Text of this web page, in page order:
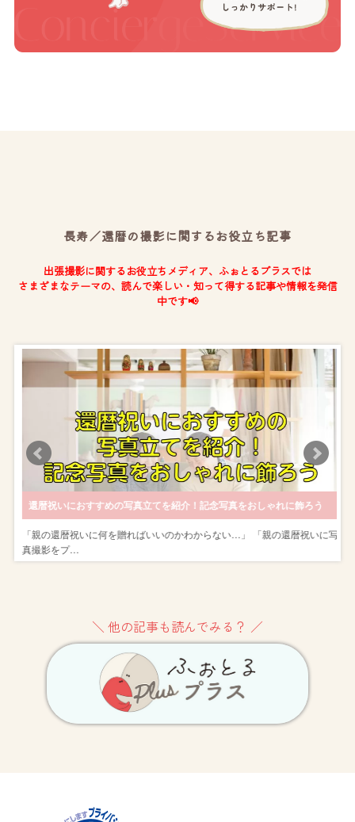
長寿／還暦の撮影に関するお役立ち記事
出張撮影に関するお役立ちメディア、ふぉとるプラスでは
さまざまなテーマの、読んで楽しい・知って得する記事や情報を発信
中です📢
還暦祝いにおすすめの写真立てを紹介！記念写真をおしゃれに飾ろう
「親の還暦祝いに何を贈ればいいのかわからない…」 「親の還暦祝いに写
真撮影をプ…
＼ 他の記事も読んでみる？ ／